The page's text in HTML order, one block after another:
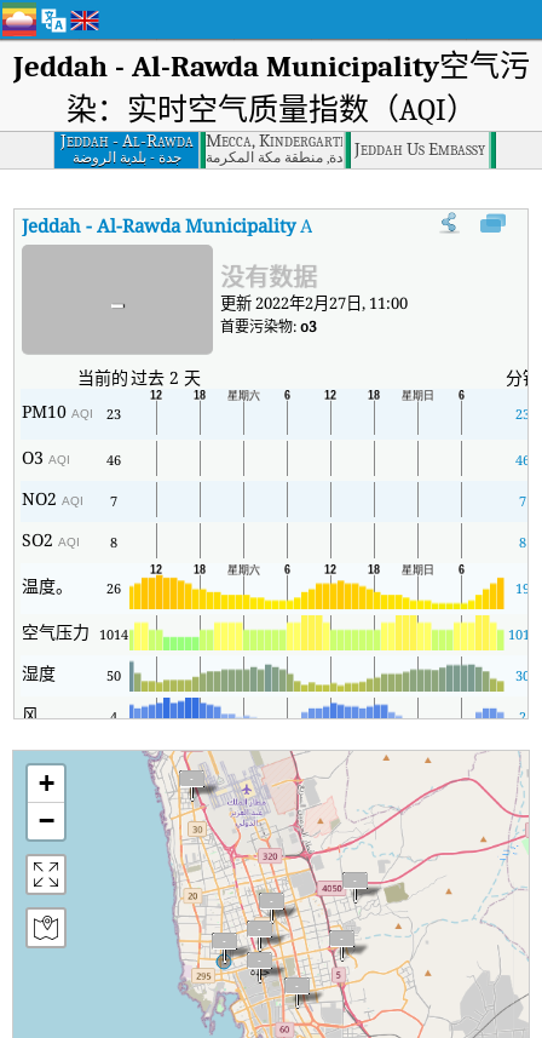
Jeddah - Al-Rawda Municipality空气污
染：实时空气质量指数（AQI）
Jeddah - Al-Rawda
Municipality
جدة - بلدية الروضة
Mecca, Kindergarten - Jeddah
الروضة -جدة, منطقة مكة المكرمةJeddah Us Embassy
Jeddah - Al-Rawda MunicipalityAQI Jeddah - Al-Rawda
- 没有数据
更新 2022年2月27日, 11:00
首要污染物:o3
当前的过去 2 天
分钟
PM10AQI 23 23
O3AQI 46 46
NO2AQI 7 7
SO2AQI 8 8
温度。 26 19
空气压力 1014 1012
湿度 50 30
风 4 2
+
−